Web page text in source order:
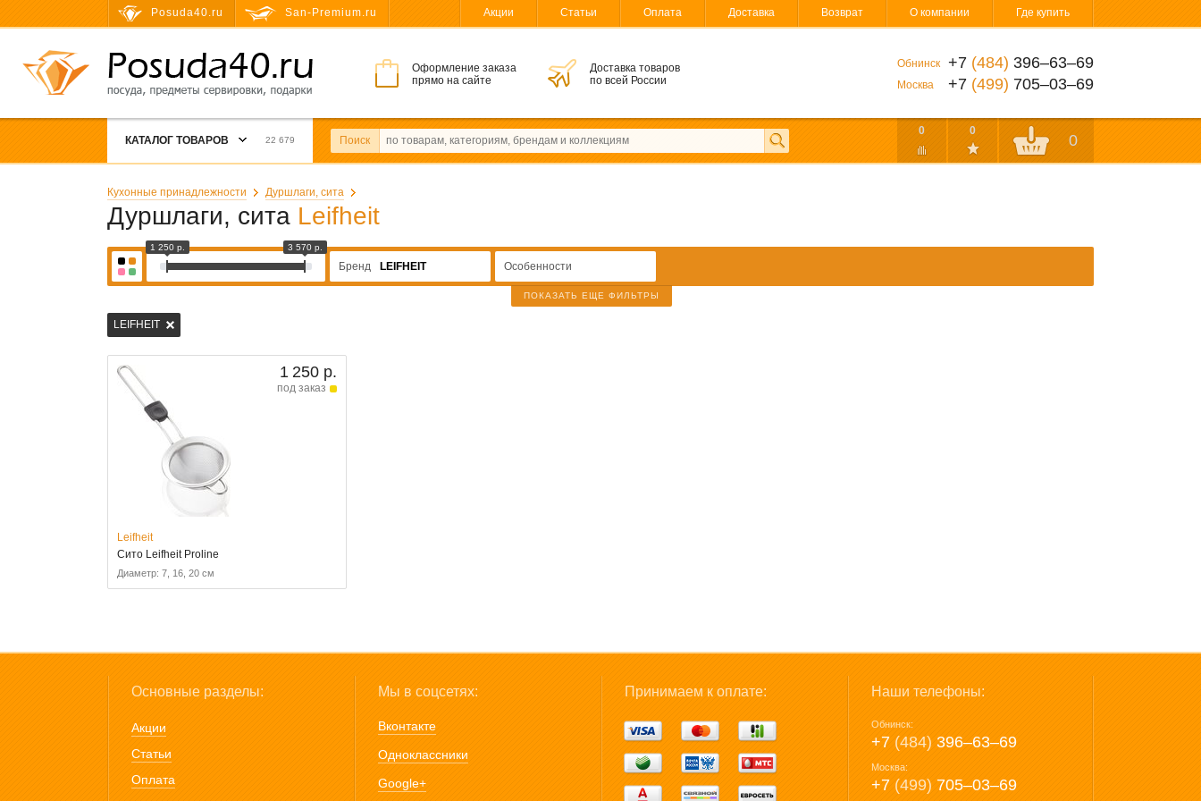
Posuda40.ru San-Premium.ru Акции Статьи Оплата Доставка Возврат О компании Где купить
Оформление заказа
прямо на сайте
Доставка товаров
по всей России
Обнинск +7 (484) 396‒63‒69
Москва +7 (499) 705‒03‒69
КАТАЛОГ ТОВАРОВ 22 679 Поиск
0 0
0
Кухонные принадлежности Дуршлаги, сита
Дуршлаги, сита Leifheit
1 250 р. 3 570 р.
Бренд LEIFHEIT Особенности
ПОКАЗАТЬ ЕЩЕ ФИЛЬТРЫ
LEIFHEIT
1 250 р.
под заказ
Leifheit
Сито Leifheit Proline
Диаметр: 7, 16, 20 см
Основные разделы:
Акции
Статьи
Оплата
Мы в соцсетях:
Вконтакте
Одноклассники
Google+
Принимаем к оплате: Наши телефоны:
Обнинск:
+7 (484) 396‒63‒69
Москва:
+7 (499) 705‒03‒69